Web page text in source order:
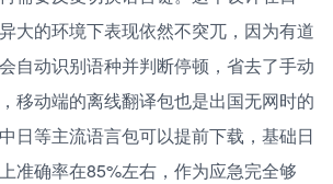
大的环境下表现依然不突兀，因为有道
自动识别语种并判断停顿，省去了手动
移动端的离线翻译包也是出国无网时的
日等主流语言包可以提前下载，基础日
准确率在85%左右，作为应急完全够